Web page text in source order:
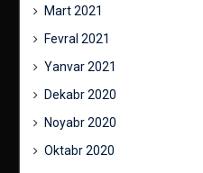
Mart 2021
Fevral 2021
Yanvar 2021
Dekabr 2020
Noyabr 2020
Oktabr 2020